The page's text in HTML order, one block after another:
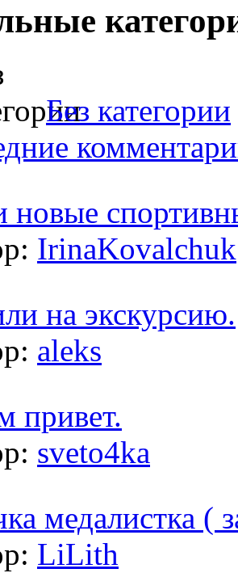
Без категории
IrinaKovalchuk
на экскурсию.
aleks
привет.
sveto4ka
медалистка (
LiLith